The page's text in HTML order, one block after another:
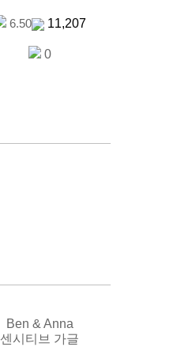
6.50 11,207
0
Ben & Anna
센시티브 가글